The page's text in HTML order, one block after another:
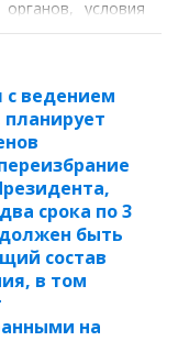
условия
с ведением
срока по 3
должен быть
состав
в том
на